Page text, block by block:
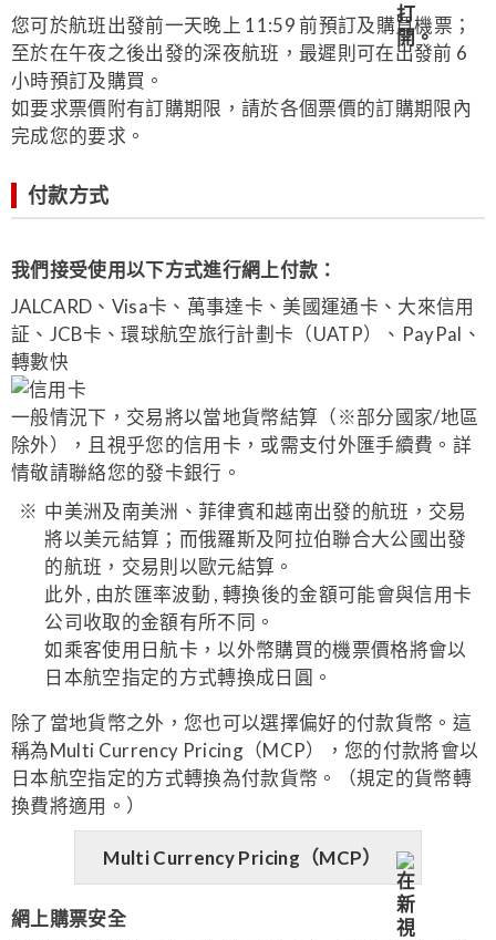
您可於航班出發前一天晚上 11:59 前預訂及購買機票；
至於在午夜之後出發的深夜航班，最遲則可在出發前 6
小時預訂及購買。
如要求票價附有訂購期限，請於各個票價的訂購期限內
完成您的要求。
付款方式
我們接受使用以下方式進行網上付款：
JALCARD、Visa卡、萬事達卡、美國運通卡、大來信用
証、JCB卡、環球航空旅行計劃卡（UATP）、PayPal、
轉數快
一般情況下，交易將以當地貨幣結算（※部分國家/地區
除外），且視乎您的信用卡，或需支付外匯手續費。詳
情敬請聯絡您的發卡銀行。
中美洲及南美洲、菲律賓和越南出發的航班，交易
將以美元結算；而俄羅斯及阿拉伯聯合大公國出發
的航班，交易則以歐元結算。
此外 , 由於匯率波動 , 轉換後的金額可能會與信用卡
公司收取的金額有所不同。
如乘客使用日航卡，以外幣購買的機票價格將會以
日本航空指定的方式轉換成日圓。
除了當地貨幣之外，您也可以選擇偏好的付款貨幣。這
稱為Multi Currency Pricing（MCP），您的付款將會以
日本航空指定的方式轉換為付款貨幣。（規定的貨幣轉
換費將適用。）
Multi Currency Pricing（MCP）
網上購票安全